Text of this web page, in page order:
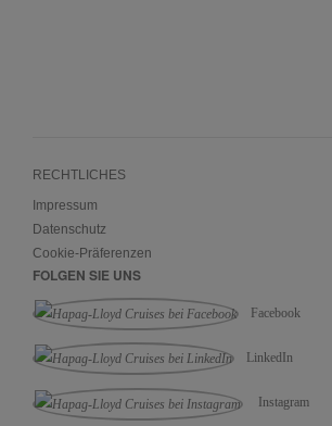
RECHTLICHES
Impressum
Datenschutz
Cookie-Präferenzen
FOLGEN SIE UNS
Facebook
LinkedIn
Instagram